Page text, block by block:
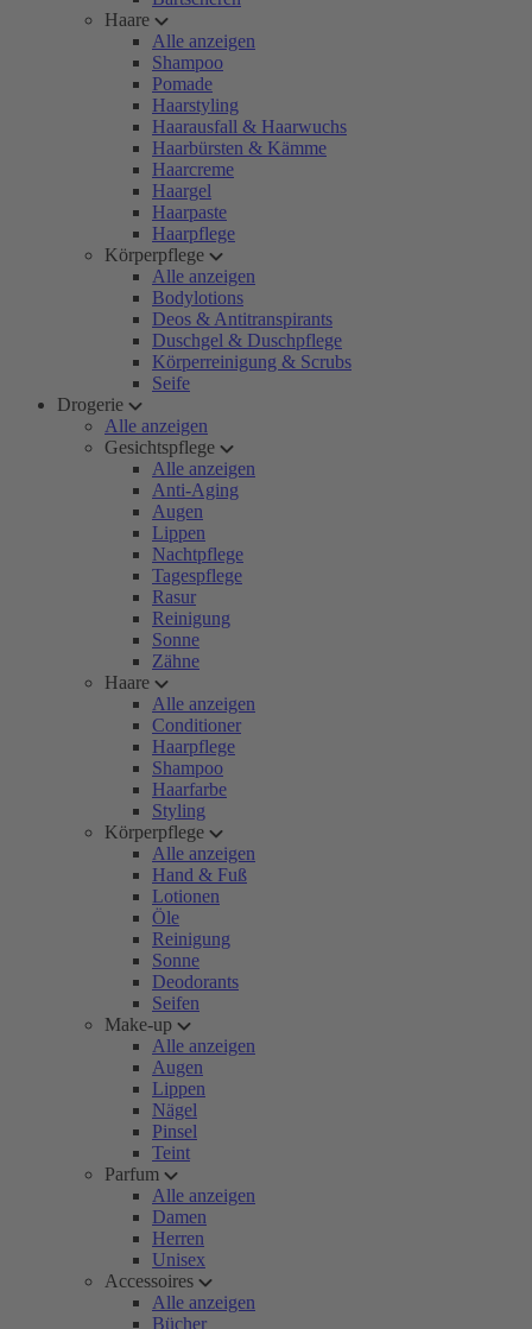
Haare
Alle anzeigen
Shampoo
Pomade
Haarstyling
Haarausfall & Haarwuchs
Haarbürsten & Kämme
Haarcreme
Haargel
Haarpaste
Haarpflege
Körperpflege
Alle anzeigen
Bodylotions
Deos & Antitranspirants
Duschgel & Duschpflege
Körperreinigung & Scrubs
Seife
Drogerie
Alle anzeigen
Gesichtspflege
Alle anzeigen
Anti-Aging
Augen
Lippen
Nachtpflege
Tagespflege
Rasur
Reinigung
Sonne
Zähne
Haare
Alle anzeigen
Conditioner
Haarpflege
Shampoo
Haarfarbe
Styling
Körperpflege
Alle anzeigen
Hand & Fuß
Lotionen
Öle
Reinigung
Sonne
Deodorants
Seifen
Make-up
Alle anzeigen
Augen
Lippen
Nägel
Pinsel
Teint
Parfum
Alle anzeigen
Damen
Herren
Unisex
Accessoires
Alle anzeigen
Bücher